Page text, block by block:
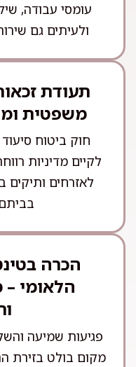
עומסי עבודה,
ולעיתים גם
תעודת
משפטית
חוק ביטוח
לקיים מדיניות
לאזרחים ותיקים
הכרה
הלאומי
פגיעות שמיעה
מקום בולט בזירת